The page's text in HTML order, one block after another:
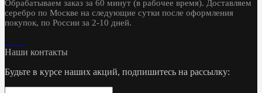
Обрабатываем заказ за 60 минут (в рабочее время). Доставляем
серебро по Москве на следующие сутки после оформления
покупок, по России за 2-10 дней.
Наши контакты
Будьте в курсе наших акций, подпишитесь на рассылку: